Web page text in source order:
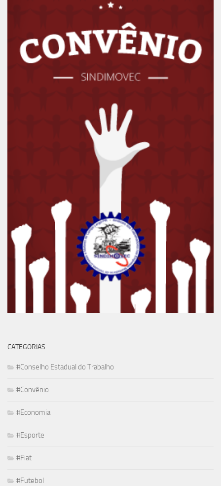
CATEGORIAS
#Conselho Estadual do Trabalho
#Convênio
#Economia
#Esporte
#Fiat
#Futebol